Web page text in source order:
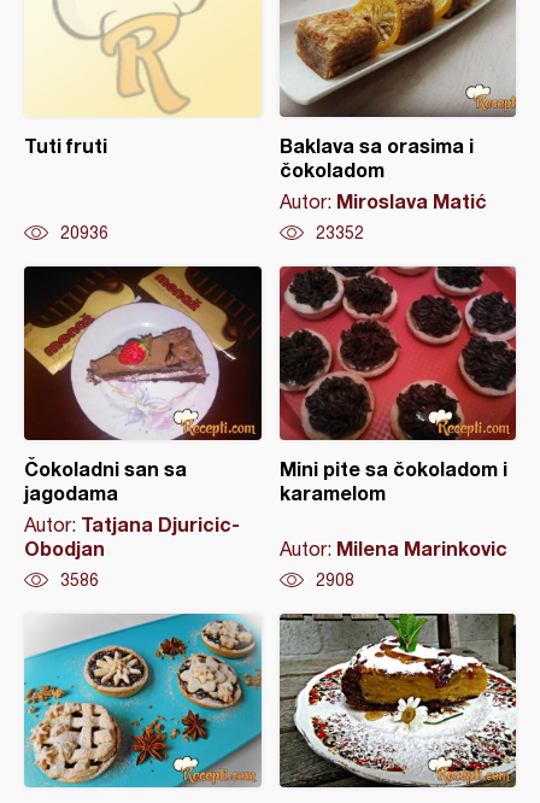
Tuti fruti
20936
Baklava sa orasima i
čokoladom
Autor: Miroslava Matić
23352
Čokoladni san sa
jagodama
Autor: Tatjana Djuricic-
Obodjan
3586
Mini pite sa čokoladom i
karamelom
Autor: Milena Marinkovic
2908